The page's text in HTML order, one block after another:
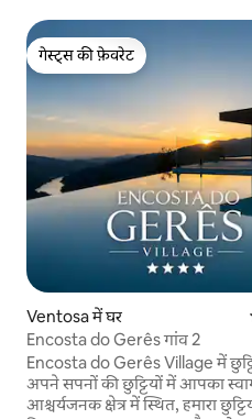
गेस्ट्स की फ़ेवरेट
गेस्ट्स की फ़ेवरेट
Ventosa में घर
Encosta do Gerês गांव 2
Encosta do Gerês Village में
अपने सपनों की छुट्टियों में आपका
आश्चर्यजनक क्षेत्र में स्थित, हमारा